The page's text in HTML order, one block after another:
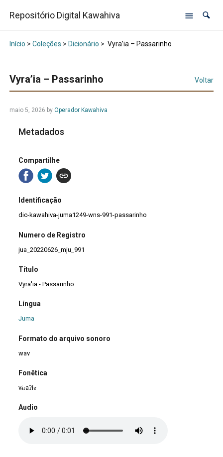
Repositório Digital Kawahiva
Início > Coleções > Dicionário > Vyra’ia – Passarinho
Vyra’ia – Passarinho Voltar
maio 5, 2026 by Operador Kawahiva
Metadados
Compartilhe
Identificação
dic-kawahiva-juma1249-wns-991-passarinho
Numero de Registro
jua_20220626_mju_991
Título
Vyra'ia - Passarinho
Língua
Juma
Formato do arquivo sonoro
wav
Fonêtica
vɨɾaʔiɐ
Audio